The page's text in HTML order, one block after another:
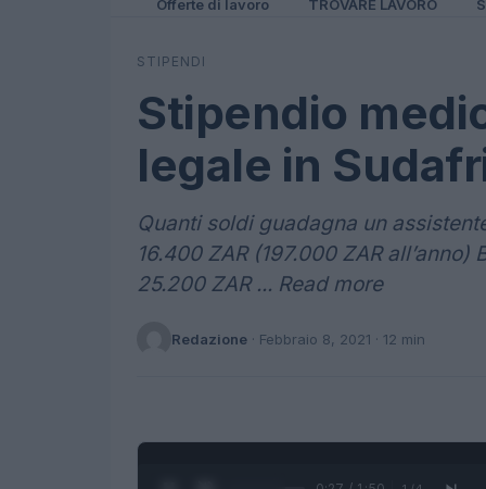
Offerte di lavoro TROVARE LAVORO
STIPENDI
Stipendio
legale in
Quanti soldi guadagna un
16.400 ZAR (197.000 ZAR all’anno)
25.200 ZAR ... Read more
Redazione · Febbraio 8, 2021 · 12 min